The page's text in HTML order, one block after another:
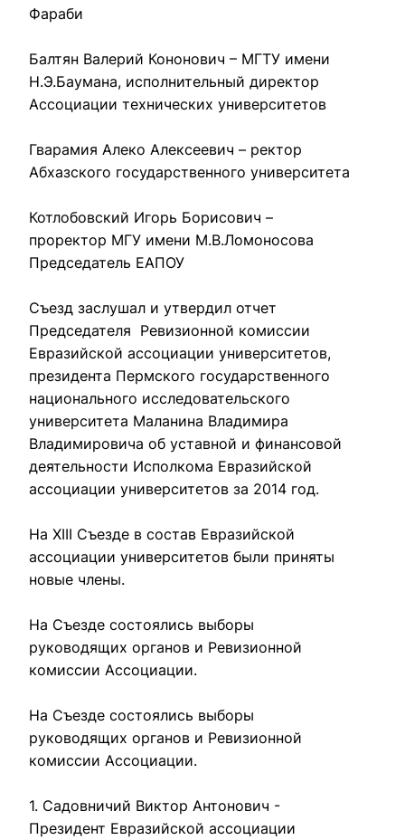
Фараби
Балтян Валерий Кононович – МГТУ имени
Н.Э.Баумана, исполнительный директор
Ассоциации технических университетов
Гварамия Алеко Алексеевич – ректор
Абхазского государственного университета
Котлобовский Игорь Борисович –
проректор МГУ имени М.В.Ломоносова
Председатель ЕАПОУ
Съезд заслушал и утвердил отчет
Председателя  Ревизионной комиссии
Евразийской ассоциации университетов,
президента Пермского государственного
национального исследовательского
университета Маланина Владимира
Владимировича об уставной и финансовой
деятельности Исполкома Евразийской
ассоциации университетов за 2014 год.
На XIII Съезде в состав Евразийской
ассоциации университетов были приняты
новые члены.
На Съезде состоялись выборы
руководящих органов и Ревизионной
комиссии Ассоциации.
На Съезде состоялись выборы
руководящих органов и Ревизионной
комиссии Ассоциации.
1. Садовничий Виктор Антонович -
Президент Евразийской ассоциации